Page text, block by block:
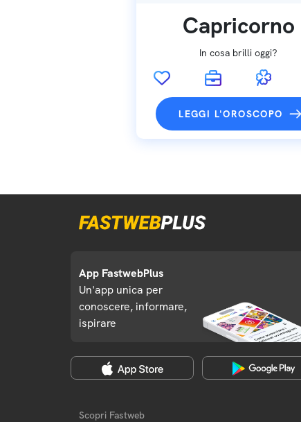
Capricorno
In cosa brilli oggi?
LEGGI L'OROSCOPO
App FastwebPlus
Un'app unica per
conoscere, informare,
ispirare
Scopri Fastweb